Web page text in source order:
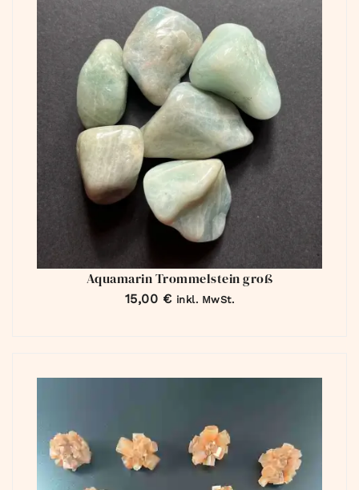
Aquamarin Trommelstein groß
15,00 € inkl. MwSt.